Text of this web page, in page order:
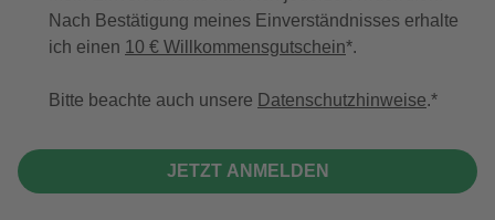
Nach Bestätigung meines Einverständnisses erhalte
ich einen 10 € Willkommensgutschein*.
Bitte beachte auch unsere Datenschutzhinweise.
JETZT ANMELDEN